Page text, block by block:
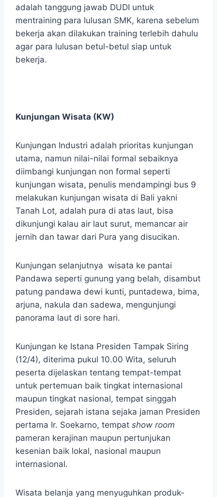
adalah tanggung jawab DUDI untuk
mentraining para lulusan SMK, karena sebelum
bekerja akan dilakukan training terlebih dahulu
agar para lulusan betul-betul siap untuk
bekerja.
Kunjungan Wisata (KW)
Kunjungan Industri adalah prioritas kunjungan
utama, namun nilai-nilai formal sebaiknya
diimbangi kunjungan non formal seperti
kunjungan wisata, penulis mendampingi bus 9
melakukan kunjungan wisata di Bali yakni
Tanah Lot, adalah pura di atas laut, bisa
dikunjungi kalau air laut surut, memancar air
jernih dan tawar dari Pura yang disucikan.
Kunjungan selanjutnya wisata ke pantai
Pandawa seperti gunung yang belah, disambut
patung pandawa dewi kunti, puntadewa, bima,
arjuna, nakula dan sadewa, mengunjungi
panorama laut di sore hari.
Kunjungan ke Istana Presiden Tampak Siring
(12/4), diterima pukul 10.00 Wita, seluruh
peserta dijelaskan tentang tempat-tempat
untuk pertemuan baik tingkat internasional
maupun tingkat nasional, tempat singgah
Presiden, sejarah istana sejaka jaman Presiden
pertama Ir. Soekarno, tempat show room
pameran kerajinan maupun pertunjukan
kesenian baik lokal, nasional maupun
internasional.
Wisata belanja yang menyuguhkan produk-